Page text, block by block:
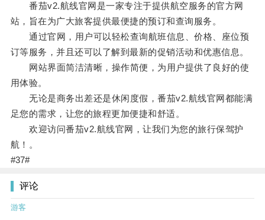
番茄v2.航线官网是一家专注于提供航空服务的官方网
站，旨在为广大旅客提供最便捷的预订和查询服务。
通过官网，用户可以轻松查询航班信息、价格、座位预
订等服务，并且还可以了解到最新的促销活动和优惠信息。
网站界面简洁清晰，操作简便，为用户提供了良好的使
用体验。
无论是商务出差还是休闲度假，番茄v2.航线官网都能满
足您的需求，让您的旅程更加便捷和舒适。
欢迎访问番茄v2.航线官网，让我们为您的旅行保驾护
航！。
#37#
评论
游客